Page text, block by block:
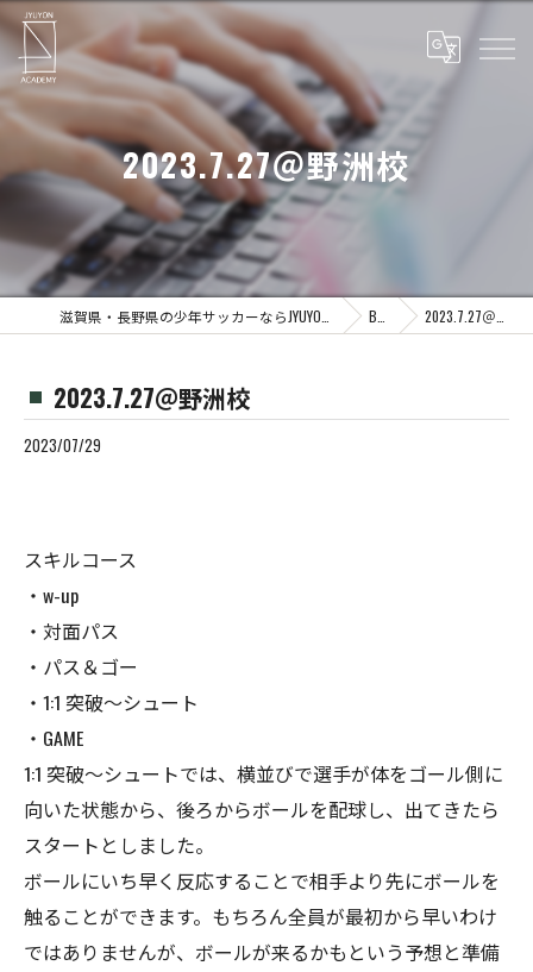
2023.7.27＠野洲校
Blog 2023.7.27＠野洲校
2023.7.27＠野洲校
2023/07/29
スキルコース
・w-up
・対面パス
・パス＆ゴー
・1:1 突破〜シュート
・GAME
1:1 突破〜シュートでは、横並びで選手が体をゴール側に
向いた状態から、後ろからボールを配球し、出てきたら
スタートとしました。
ボールにいち早く反応することで相手より先にボールを
触ることができます。もちろん全員が最初から早いわけ
ではありませんが、ボールが来るかもという予想と準備